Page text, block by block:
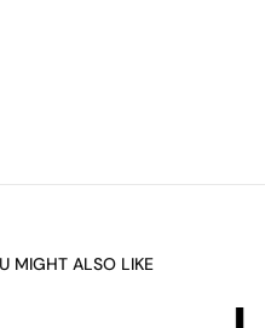
MIGHT ALSO LIKE